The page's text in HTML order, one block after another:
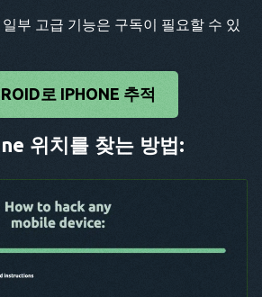
일부 고급 기능은 구독이 필요할 수 있
로 IPHONE 추적
위치를 찾는 방법: